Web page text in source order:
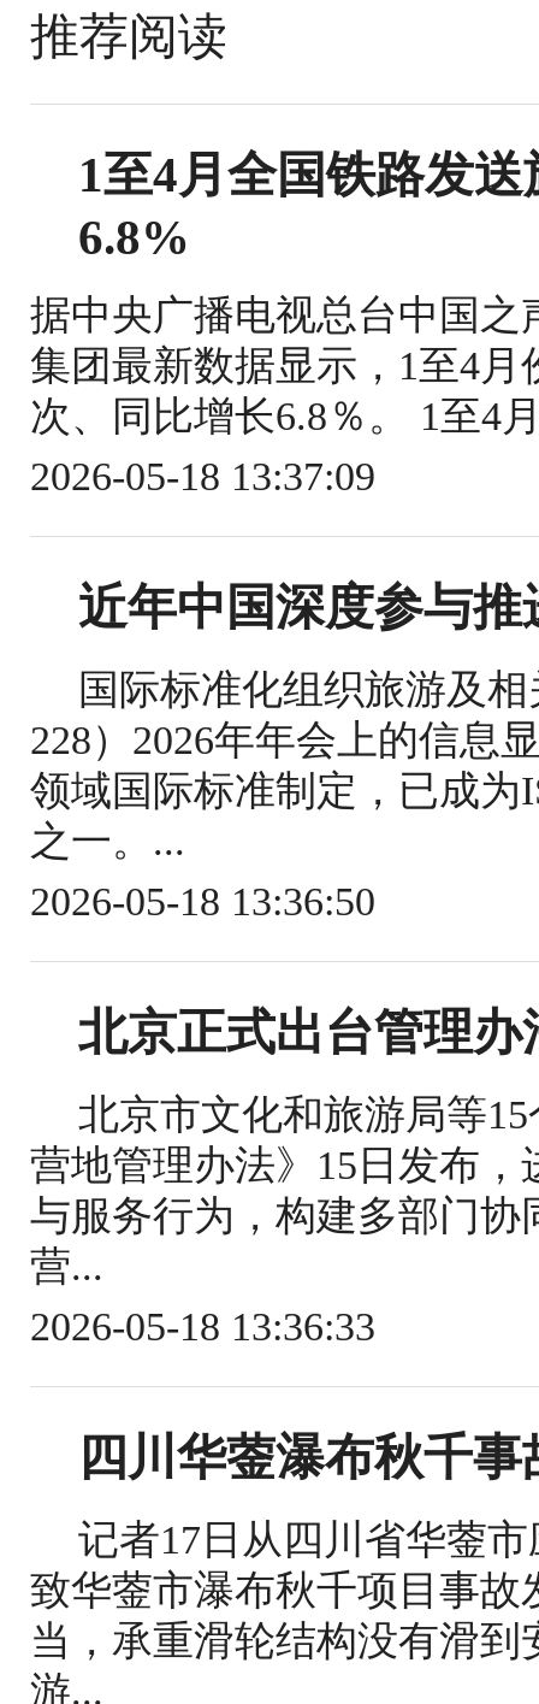
推荐阅读
1至4月全国铁路发
6.8%
据中央广播电视总台中国
集团最新数据显示，1至4月
次、同比增长6.8％。 1至4
2026-05-18 13:37:09
近年中国深度参与
国际标准化组织旅游及
228）2026年年会上的信息
领域国际标准制定，已成为
之一。...
2026-05-18 13:36:50
北京正式出台管理
北京市文化和旅游局等
营地管理办法》15日发布
与服务行为，构建多部门
营...
2026-05-18 13:36:33
四川华蓥瀑布秋千
记者17日从四川省华蓥
致华蓥市瀑布秋千项目事
当，承重滑轮结构没有滑
游...